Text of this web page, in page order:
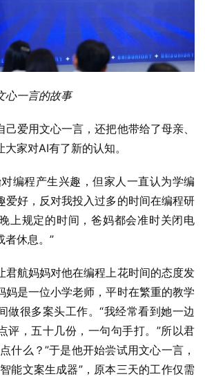
心一言的故事
爱用文心一言，还把他带给了母亲、
家对AI有了新的认知。
编程产生兴趣，但家人一直认为学编
爱好，反对我投入过多的时间在编程研
上规定的时间，爸妈都会准时关闭电
者休息。”
君航妈妈对他在编程上花时间的态度发
妈是一位小学老师，平时在繁重的教学
做很多案头工作。“我经常看到她一边
评，五十几份，一句句手打。”所以君
什么？”于是他开始尝试用文心一言，
能文案生成器”，原本三天的工作仅需